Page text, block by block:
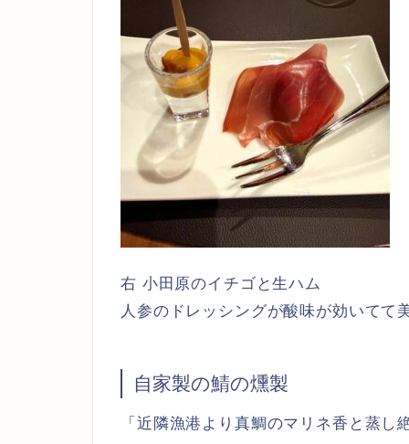
右 小田原のイチゴと生ハム
人参のドレッシングが酸味が効いてて
自家製の鯖の燻製
「近隣漁港より真鯛のマリネ香と蒸し